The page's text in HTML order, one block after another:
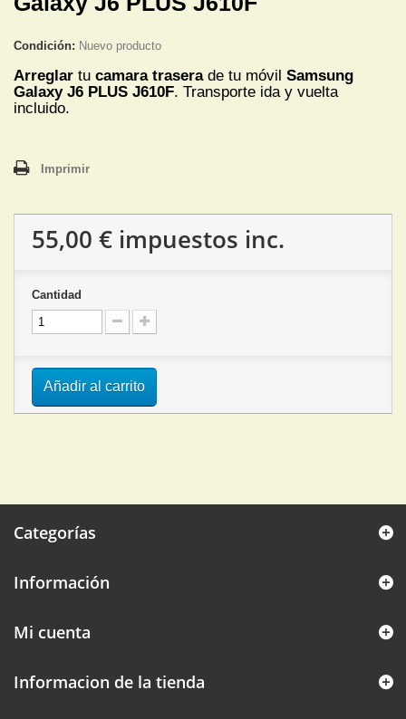
Condición: Nuevo producto
Arreglar tu camara trasera de tu móvil Samsung
Galaxy J6 PLUS J610F. Transporte ida y vuelta
incluido.
Imprimir
55,00 € impuestos inc.
Cantidad
Añadir al carrito
Categorías
Información
Mi cuenta
Informacion de la tienda